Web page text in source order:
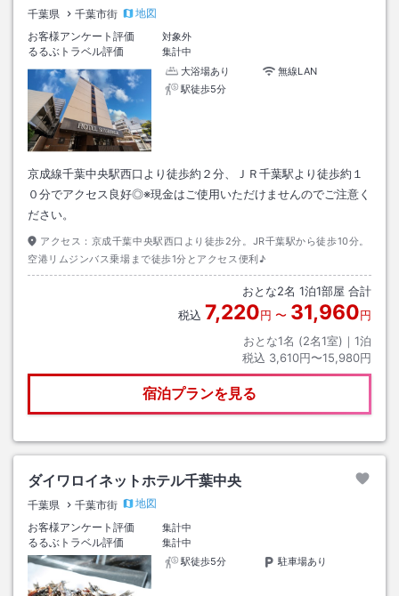
千葉県 千葉市街
地図
お客様アンケート評価
対象外
るるぶトラベル評価
集計中
大浴場あり
無線LAN
駅徒歩5分
京成線千葉中央駅西口より徒歩約２分、ＪＲ千葉駅より徒歩約１
０分でアクセス良好◎※現金はご使用いただけませんのでご注意く
ださい。
アクセス： 京成千葉中央駅西口より徒歩2分。JR千葉駅から徒歩10分。
空港リムジンバス乗場まで徒歩1分とアクセス便利♪
おとな2名 1泊1部屋 合計
税込 7,220円 〜 31,960円
おとな1名 (2名1室)｜ 1泊
税込 3,610円〜15,980円
宿泊プランを見る
ダイワロイネットホテル千葉中央
千葉県 千葉市街
地図
お客様アンケート評価
集計中
るるぶトラベル評価
集計中
駅徒歩5分
駐車場あり